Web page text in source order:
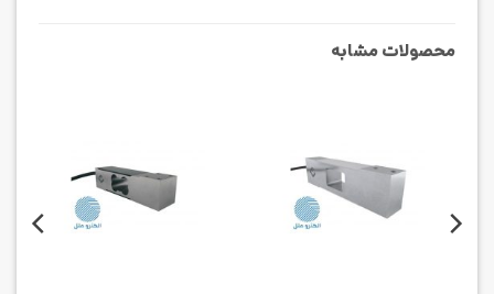
محصولات مشابه